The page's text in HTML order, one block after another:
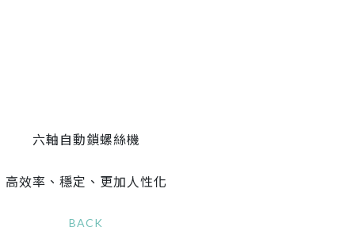
六軸自動鎖螺絲機
高效率、穩定、更加人性化
BACK